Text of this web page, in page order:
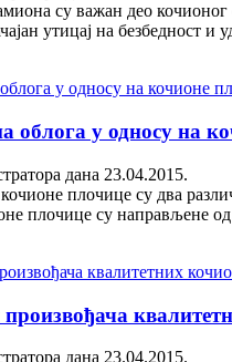
су важан део
утицај на безбедност
облога у односу на
дана 23.04.2015.
плочице су два
плочице су направљене
дана 23.04.2015.